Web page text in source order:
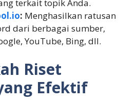
terkait topik Anda.
: Menghasilkan ratusan
dari berbagai sumber,
YouTube, Bing, dll.
Riset
Efektif